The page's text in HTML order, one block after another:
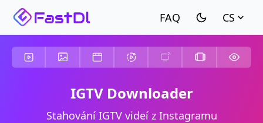
CS
IGTV Downloader
Stahování IGTV videí z Instagramu